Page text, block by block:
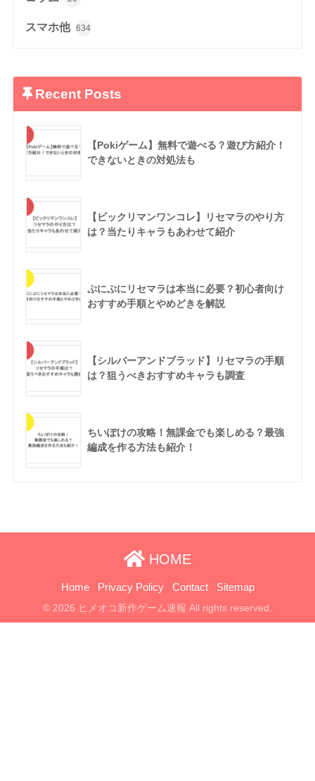
スマホ他 634
Recent Posts
【Pokiゲーム】無料で遊べる？遊び方紹介！
できないときの対処法も
【ビックリマンワンコレ】リセマラのやり方
は？当たりキャラもあわせて紹介
ぷにぷにリセマラは本当に必要？初心者向け
おすすめ手順とやめどきを解説
【シルバーアンドブラッド】リセマラの手順
は？狙うべきおすすめキャラも調査
ちいぽけの攻略！無課金でも楽しめる？最強
編成を作る方法も紹介！
HOME
Home Privacy Policy Contact Sitemap
© 2026 ヒメオコ新作ゲーム速報 All rights reserved.